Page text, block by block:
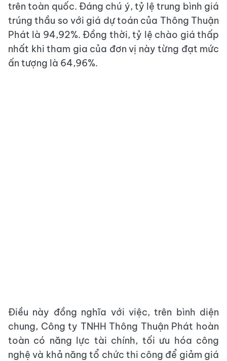
trên toàn quốc. Đáng chú ý, tỷ lệ trung bình giá
trúng thầu so với giá dự toán của Thông Thuận
Phát là 94,92%. Đồng thời, tỷ lệ chào giá thấp
nhất khi tham gia của đơn vị này từng đạt mức
ấn tượng là 64,96%.
Điều này đồng nghĩa với việc, trên bình diện
chung, Công ty TNHH Thông Thuận Phát hoàn
toàn có năng lực tài chính, tối ưu hóa công
nghệ và khả năng tổ chức thi công để giảm giá